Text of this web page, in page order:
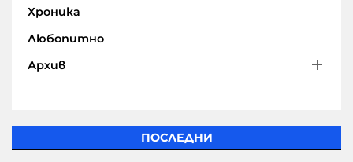
Хроника
Любопитно
Архив
ПОСЛЕДНИ